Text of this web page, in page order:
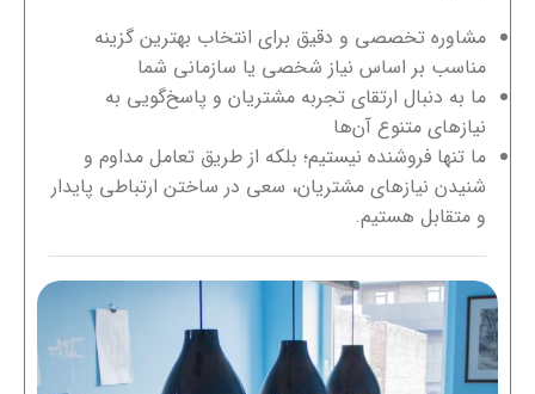
مشاوره تخصصی و دقیق برای انتخاب بهترین گزینه
مناسب بر اساس نیاز شخصی یا سازمانی شما
ما به دنبال ارتقای تجربه مشتریان و پاسخ‌گویی به
نیازهای متنوع آن‌ها
ما تنها فروشنده نیستیم؛ بلکه از طریق تعامل مداوم و
شنیدن نیازهای مشتریان، سعی در ساختن ارتباطی پایدار
و متقابل هستیم.